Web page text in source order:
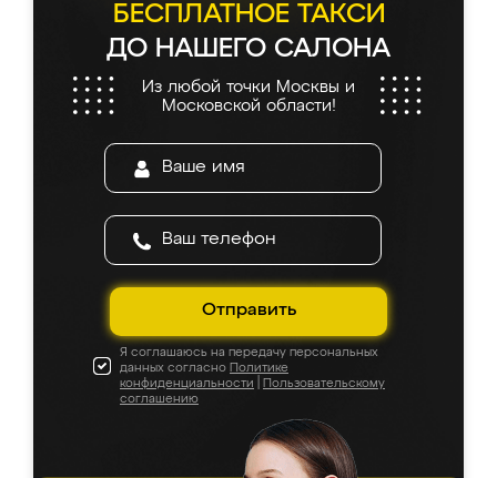
БЕСПЛАТНОЕ ТАКСИ
ДО НАШЕГО САЛОНА
Из любой точки Москвы и
Московской области!
Отправить
Я соглашаюсь на передачу персональных
данных согласно Политике
конфиденциальности
Пользовательскому
соглашению